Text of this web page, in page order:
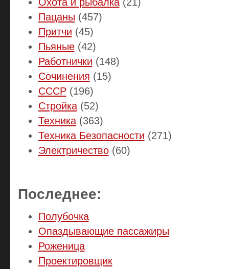
Пацаны (457)
Притчи (45)
Пьяные(42)
Работнички (148)
Сочинения (15)
СССР(196)
Стройка(52)
Техника(363)
Техника Безопасности (271)
Электричество(60)
Последнее:
Полубочка
Опаздывающие пассажиры
Роженица
Проектировщик